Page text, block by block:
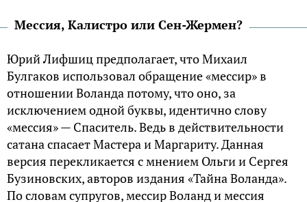
Мессия, Калистро или Сен-Жермен?
Юрий Лифшиц предполагает, что Михаил
Булгаков использовал обращение «мессир» в
отношении Воланда потому, что оно, за
исключением одной буквы, идентично слову
«мессия» — Спаситель. Ведь в действительности
сатана спасает Мастера и Маргариту. Данная
версия перекликается с мнением Ольги и Сергея
Бузиновских, авторов издания «Тайна Воланда».
По словам супругов, мессир Воланд и мессия